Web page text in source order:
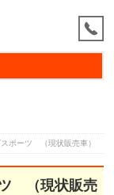
ポーツ （現状販売車）
（現状販売